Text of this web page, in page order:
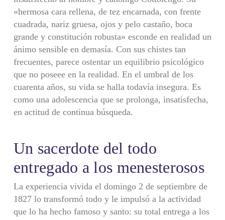
«hermosa cara rellena, de tez encarnada, con frente
cuadrada, nariz gruesa, ojos y pelo castaño, boca
grande y constitución robusta» esconde en reali­dad un
ánimo sensible en demasía. Con sus chistes tan
frecuentes, parece ostentar un equilibrio psicológico
que no poseee en la realidad. En el umbral de los
cuarenta años, su vida se halla todavía insegura. Es
como una adolescencia que se prolonga, insatisfecha,
en actitud de continua búsqueda.
Un sacerdote del todo
entregado a los menesterosos
La experiencia vivida el domingo 2 de septiembre de
1827 lo transformó todo y le impulsó a la actividad
que lo ha hecho famoso y santo: su total entrega a los